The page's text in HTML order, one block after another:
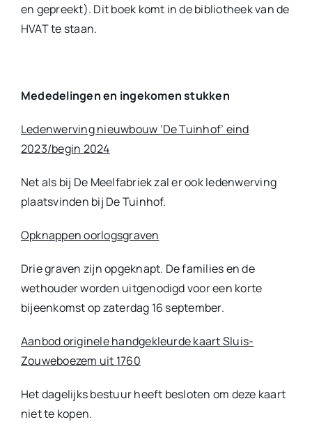
en gepreekt). Dit boek komt in de bibliotheek van de
HVAT te staan.
Mededelingen en ingekomen stukken
Ledenwerving nieuwbouw ‘De Tuinhof’ eind
2023/begin 2024
Net als bij De Meelfabriek zal er ook ledenwerving
plaatsvinden bij De Tuinhof.
Opknappen oorlogsgraven
Drie graven zijn opgeknapt. De families en de
wethouder worden uitgenodigd voor een korte
bijeenkomst op zaterdag 16 september.
Aanbod originele handgekleurde kaart Sluis-
Zouweboezem uit 1760
Het dagelijks bestuur heeft besloten om deze kaart
niet te kopen.